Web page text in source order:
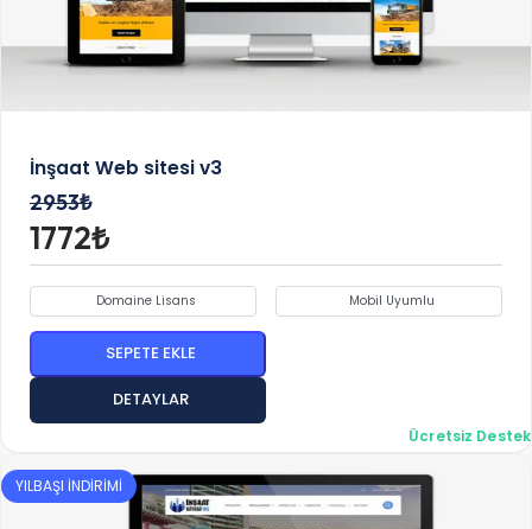
İnşaat Web sitesi v3
2953₺
1772₺
Ücretsiz Destek
Domaine Lisans Mobil Uyumlu
SEPETE EKLE
DETAYLAR
YILBAŞI İNDİRİMİ